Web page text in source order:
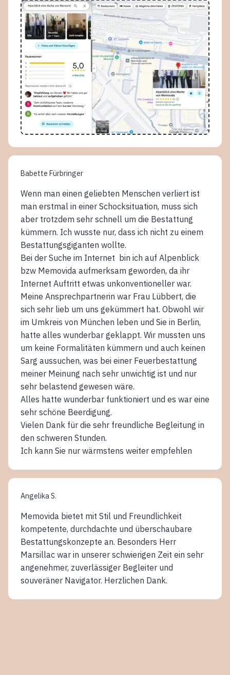
Babette Fürbringer
Wenn man einen geliebten Menschen verliert ist
man erstmal in einer Schocksituation, muss sich
aber trotzdem sehr schnell um die Bestattung
kümmern. Ich wusste nur, dass ich nicht zu einem
Bestattungsgiganten wollte.
Bei der Suche im Internet bin ich auf Alpenblick
bzw Memovida aufmerksam geworden, da ihr
Internet Auftritt etwas unkonventioneller war.
Meine Ansprechpartnerin war Frau Lübbert, die
sich sehr lieb um uns gekümmert hat. Obwohl wir
im Umkreis von München leben und Sie in Berlin,
hatte alles wunderbar geklappt. Wir mussten uns
um keine Formalitäten kümmern und auch keinen
Sarg aussuchen, was bei einer Feuerbestattung
meiner Meinung nach sehr unwichtig ist und nur
sehr belastend gewesen wäre.
Alles hatte wunderbar funktioniert und es war eine
sehr schöne Beerdigung.
Vielen Dank für die sehr freundliche Begleitung in
den schweren Stunden.
Ich kann Sie nur wärmstens weiter empfehlen
Angelika S.
Memovida bietet mit Stil und Freundlichkeit
kompetente, durchdachte und überschaubare
Bestattungskonzepte an. Besonders Herr
Marsillac war in unserer schwierigen Zeit ein sehr
angenehmer, zuverlässiger Begleiter und
souveräner Navigator. Herzlichen Dank.